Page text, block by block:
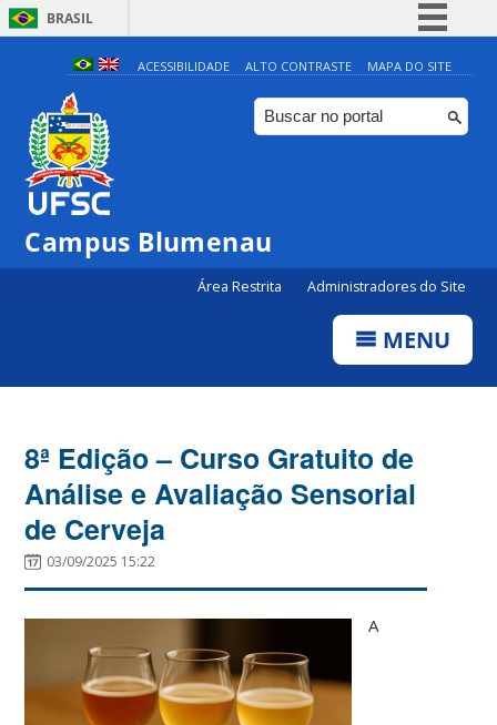
BRASIL
Simplifique!
Comunica BR
Participe
ACESSIBILIDADE ALTO CONTRASTE MAPA DO SITE
Campus Blumenau
Área Restrita Administradores do Site
MENU
8ª Edição – Curso Gratuito de
Análise e Avaliação Sensorial
de Cerveja
03/09/2025 15:22
A